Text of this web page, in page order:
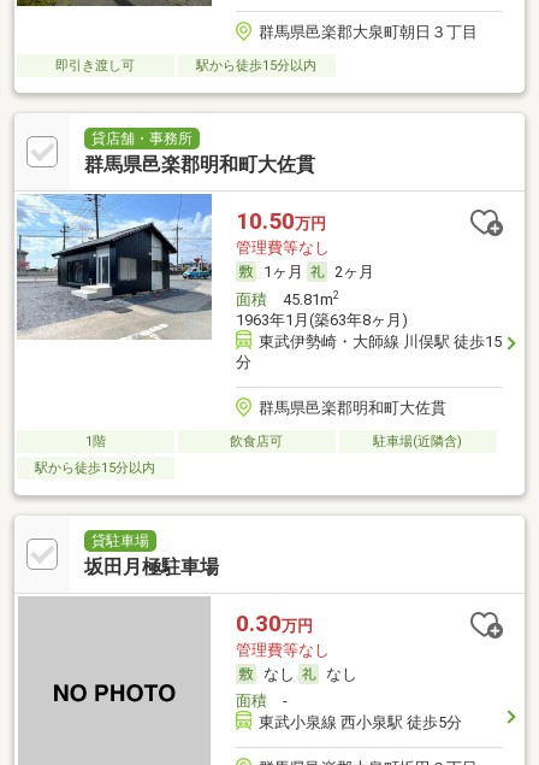
群馬県邑楽郡大泉町朝日３丁目
即引き渡し可 駅から徒歩15分以内
貸店舗・事務所
群馬県邑楽郡明和町大佐貫
10.50万円
管理費等なし
1ヶ月
2ヶ月
面積45.81m2
1963年1月(築63年8ヶ月)
東武伊勢崎・大師線 川俣駅 徒歩15
分
群馬県邑楽郡明和町大佐貫
1階 飲食店可
駐車場(近隣含)
駅から徒歩15分以内
貸駐車場
坂田月極駐車場
0.30万円
管理費等なし
なし
なし
面積-
東武小泉線 西小泉駅 徒歩5分